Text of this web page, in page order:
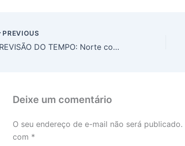
PREVIOUS
PREVISÃO DO TEMPO: Norte com alerta de temporais
Deixe um comentário
O seu endereço de e-mail não será publicado.
com *